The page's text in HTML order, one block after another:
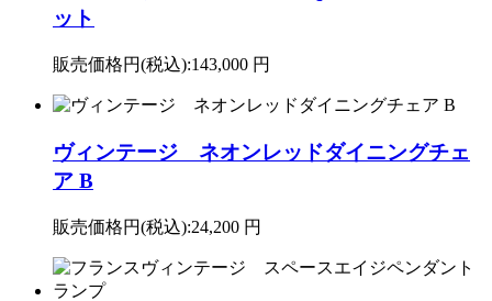
ット
販売価格円(税込):143,000 円
ヴィンテージ ネオンレッドダイニングチェ
ア B
販売価格円(税込):24,200 円